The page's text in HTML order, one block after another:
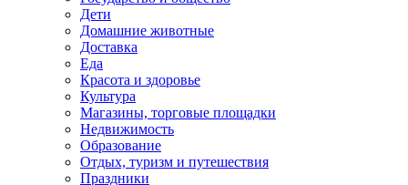
Дети
Домашние животные
Доставка
Еда
Красота и здоровье
Культура
Магазины, торговые площадки
Недвижимость
Образование
Отдых, туризм и путешествия
Праздники